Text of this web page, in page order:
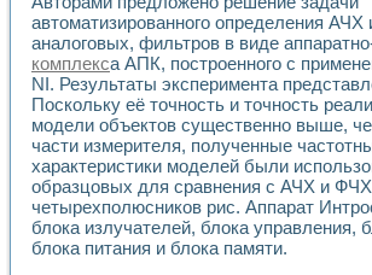
автоматизированного определения
аналоговых, фильтров в виде
комплекса АПК, построенного с
NI. Результаты эксперимента
Поскольку её точность и точность
модели объектов существенно выше,
части измерителя, полученные
характеристики моделей были
образцовых для сравнения с АЧХ и
четырехполюсников рис. Аппарат
блока излучателей, блока управления,
блока питания и блока памяти.